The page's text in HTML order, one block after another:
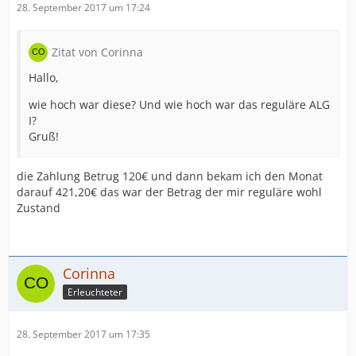
28. September 2017 um 17:24
Zitat von Corinna
Hallo,
wie hoch war diese? Und wie hoch war das reguläre ALG
I?
Gruß!
die Zahlung Betrug 120€ und dann bekam ich den Monat
darauf 421,20€ das war der Betrag der mir reguläre wohl
Zustand
Corinna
Erleuchteter
28. September 2017 um 17:35